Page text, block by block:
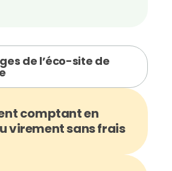
de l’éco-site de
comptant en
virement sans frais